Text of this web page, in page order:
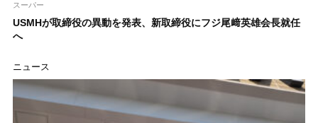
スーパー
USMHが取締役の異動を発表、新取締役にフジ尾﨑英雄会長就任
へ
ニュース